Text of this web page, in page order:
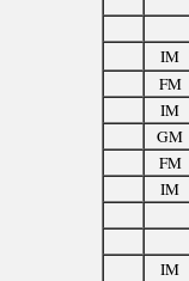
IM
FM
IM
GM
FM
IM
IM